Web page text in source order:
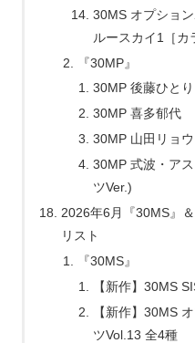
30MS オプショ
ルースカイ1［カ
『30MP』
30MP 後藤ひとり
30MP 喜多郁代
30MP 山田リョウ
30MP 式波・ア
ツVer.)
2026年6月『30MS』
リスト
『30MS』
【新作】30MS
【新作】30MS
ツVol.13 全4種